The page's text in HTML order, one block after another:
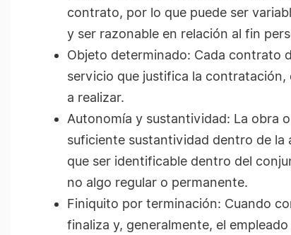
contrato, por lo que puede ser
y ser razonable en relación al fin
Objeto determinado: Cada contrato
servicio que justifica la
a realizar.
Autonomía y sustantividad: La obra
suficiente sustantividad dentro de la
que ser identificable dentro del
no algo regular o permanente.
Finiquito por terminación: Cuando
finaliza y, generalmente, el